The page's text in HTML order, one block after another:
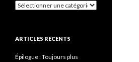
Catégories
ARTICLES RÉCENTS
Épilogue : Toujours plus